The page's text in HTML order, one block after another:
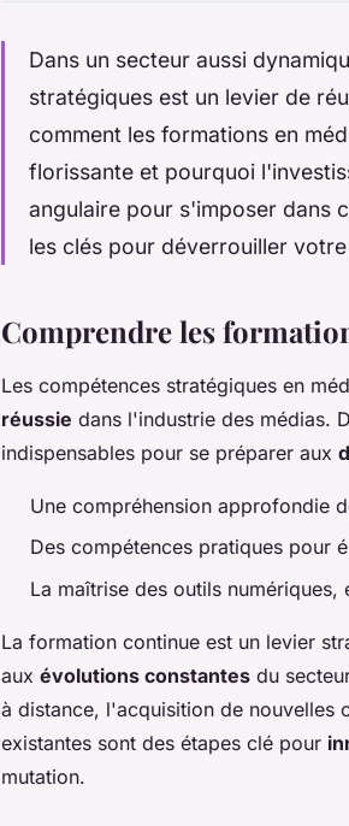
Dans un secteur aussi
stratégiques est un levier de
comment les formations en
florissante et pourquoi
angulaire pour s'imposer dans
les clés pour déverrouiller
Comprendre les
Les compétences stratégiques en
réussie dans l'industrie des médias.
indispensables pour se préparer aux
Une compréhension approfondie
Des compétences pratiques pour
La maîtrise des outils
La formation continue est un levier
aux évolutions constantes du
à distance, l'acquisition de nouvelles
existantes sont des étapes clé pour
mutation.